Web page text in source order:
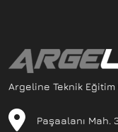
Argeline Teknik Eğitim
Paşaalanı Mah.